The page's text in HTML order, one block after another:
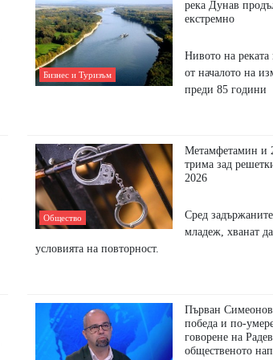
Бизнес и Туризъм
река Дунав
екстремно
Нивото на реката
от началото на
преди 85 години
Общество
Метамфетамин и
трима зад
2026
Сред
младеж, хванат
условията на повторност.
Първан
победа и по-
говорене на
общественото